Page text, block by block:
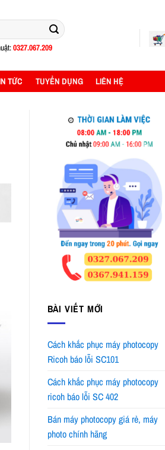
0327.067.209
TỨC TUYỂN DỤNG LIÊN HỆ
BÀI VIẾT MỚI
Cách khắc phục máy photocopy
Ricoh báo lỗi SC101
Cách khắc phục máy photocopy
ricoh báo lỗi SC 402
Bán máy photocopy giá rẻ, máy
photo chính hãng